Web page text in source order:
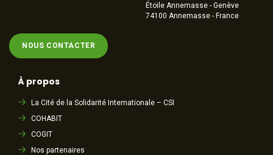
NOUS CONTACTER
Étoile Annemasse - Genève
74100 Annemasse - France
À propos
La Cité de la Solidarité Internationale – CSI
COHABIT
COGIT
Nos partenaires